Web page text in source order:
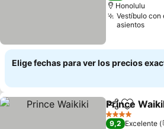
Honolulu
Vestíbulo con
asientos
Elige fechas para ver los precios
Compartir
Agregar
Prince
4 Estrellas
9,2 Excelente